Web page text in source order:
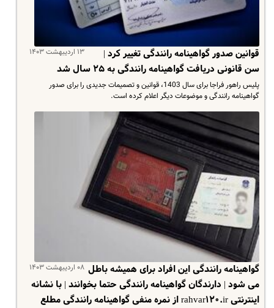
۱۳ اردیبهشت ۱۴۰۳
قوانین صدور گواهینامه رانندگی تغییر کرد |
سن قانونی دریافت گواهینامه رانندگی به ۲۵ سال شد
پلیس راهور فراجا برای سال 1403، قوانین و تصمیمات جدیدی را برای صدور
گواهینامه رانندگی و موضوعات دیگر اعلام کرده است.
۰۸ اردیبهشت ۱۴۰۳ گواهینامه رانندگی این افراد برای همیشه باطل
می شود | دارندگان گواهینامه رانندگی حتما بخوانند | با نشانه
اینترنتی rahvar۱۲۰.ir از نمره منفی گواهینامه رانندگی مطلع